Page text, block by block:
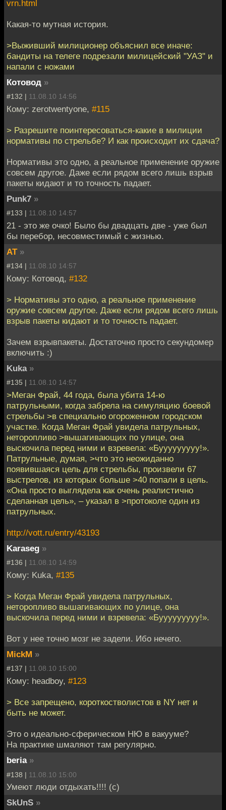
vrn.html
Какая-то мутная история.
>Выживший милиционер объяснил все иначе:
бандиты на телеге подрезали милицейский "УАЗ" и
напали с ножами
Котовод »
#132 | 11.08.10 14:56
Кому: zerotwentyone, #115
> Разрешите поинтересоваться-какие в милиции
нормативы по стрельбе? И как происходит их сдача?
Нормативы это одно, а реальное применение оружие
совсем другое. Даже если рядом всего лишь взрыв
пакеты кидают и то точность падает.
Punk7 »
#133 | 11.08.10 14:57
21 - это же очко! Было бы двадцать две - уже был
бы перебор, несовместимый с жизнью.
AT »
#134 | 11.08.10 14:57
Кому: Котовод, #132
> Нормативы это одно, а реальное применение
оружие совсем другое. Даже если рядом всего лишь
взрыв пакеты кидают и то точность падает.
Зачем взрывпакеты. Достаточно просто секундомер
включить :)
Kuka »
#135 | 11.08.10 14:57
>Меган Фрай, 44 года, была убита 14-ю
патрульными, когда забрела на симуляцию боевой
стрельбы >в специально огороженном городском
участке. Когда Меган Фрай увидела патрульных,
неторопливо >вышагивающих по улице, она
выскочила перед ними и взревела: «Бууууууууу!».
Патрульные, думая, >что это неожиданно
появившаяся цель для стрельбы, произвели 67
выстрелов, из которых больше >40 попали в цель.
«Она просто выглядела как очень реалистично
сделанная цель», – указал в >протоколе один из
патрульных.
http://vott.ru/entry/43193
Karaseg »
#136 | 11.08.10 14:59
Кому: Kuka, #135
> Когда Меган Фрай увидела патрульных,
неторопливо вышагивающих по улице, она
выскочила перед ними и взревела: «Бууууууууу!».
Вот у нее точно мозг не задели. Ибо нечего.
MickM »
#137 | 11.08.10 15:00
Кому: headboy, #123
> Все запрещено, короткостволистов в NY нет и
быть не может.
Это о идеально-сферическом НЮ в вакууме?
На практике шмаляют там регулярно.
beria »
#138 | 11.08.10 15:00
Умеют люди отдыхать!!!! (с)
SkUnS »